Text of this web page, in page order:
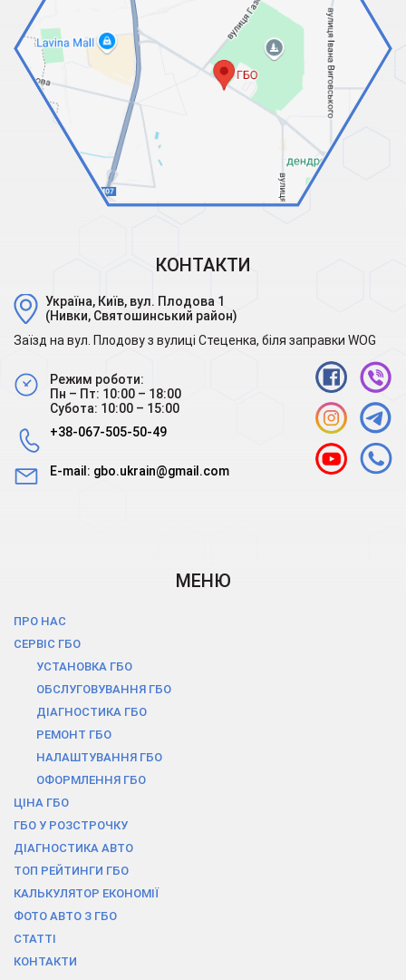
КОНТАКТИ
Україна, Київ, вул. Плодова 1
(Нивки, Святошинський район)
Заїзд на вул. Плодову з вулиці Стеценка, біля заправки WOG
Режим роботи:
Пн – Пт: 10:00 – 18:00
Субота: 10:00 – 15:00
+38-067-505-50-49
E-mail: gbo.ukrain@gmail.com
МЕНЮ
ПРО НАС
СЕРВІС ГБО
УСТАНОВКА ГБО
ОБСЛУГОВУВАННЯ ГБО
ДІАГНОСТИКА ГБО
РЕМОНТ ГБО
НАЛАШТУВАННЯ ГБО
ОФОРМЛЕННЯ ГБО
ЦІНА ГБО
ГБО У РОЗСТРОЧКУ
ДІАГНОСТИКА АВТО
ТОП РЕЙТИНГИ ГБО
КАЛЬКУЛЯТОР ЕКОНОМІЇ
ФОТО АВТО З ГБО
СТАТТІ
КОНТАКТИ